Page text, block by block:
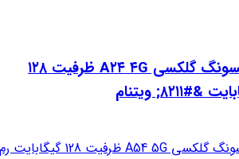
گوشی موبایل سامسونگ گلکسی A۲۴ ۴G ظرفیت ۱۲۸